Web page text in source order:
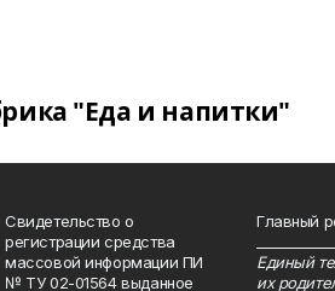
"Еда и напитки"
Свидетельство о
регистрации средства
массовой информации ПИ
№ ТУ 02-01564 выданное
Главный
Единый
их